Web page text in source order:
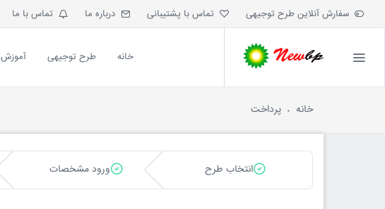
سفارش آنلاین طرح توجیهی تماس با پشتیبانی درباره ما تماس با ما
خانه طرح توجیهی آموزش
خانه پرداخت
انتخاب طرح ورود مشخصات